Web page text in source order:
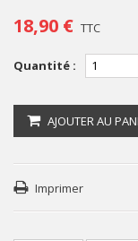
18,90 € TTC
Quantité :
AJOUTER AU
Imprimer